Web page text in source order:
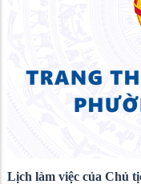
Lịch làm việc của Chủ